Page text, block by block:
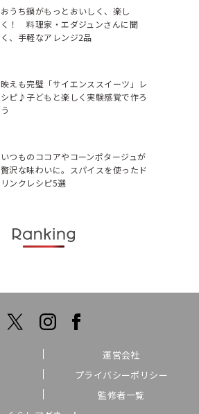
おうち鍋がもっとおいしく、楽し
く！ 料理家・エダジュンさんに聞
く、手軽なアレンジ2品
映えも完璧「サイエンススイーツ」レ
シピ♪子どもと楽しく実験感覚で作ろ
う
いつものココアやコーンポタージュが
贅沢な味わいに。スパイスを使ったド
リンクレシピ5選
運営会社
プライバシーポリシー
監修者一覧